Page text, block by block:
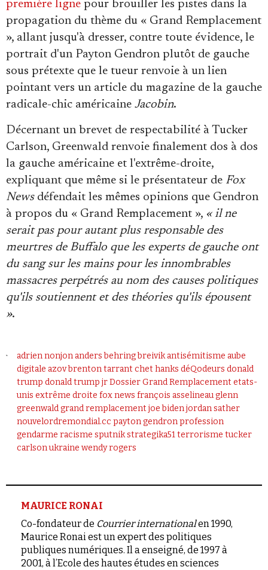
première ligne pour brouiller les pistes dans la
propagation du thème du « Grand Remplacement
», allant jusqu'à dresser, contre toute évidence, le
portrait d'un Payton Gendron plutôt de gauche
sous prétexte que le tueur renvoie à un lien
pointant vers un article du magazine de la gauche
radicale-chic américaine Jacobin.
Décernant un brevet de respectabilité à Tucker
Carlson, Greenwald renvoie finalement dos à dos
la gauche américaine et l'extrême-droite,
expliquant que même si le présentateur de Fox
Newsdéfendait les mêmes opinions que Gendron
à propos du « Grand Remplacement », « il ne
serait pas pour autant plus responsable des
meurtres de Buffalo que les experts de gauche ont
du sang sur les mains pour les innombrables
massacres perpétrés au nom des causes politiques
qu'ils soutiennent et des théories qu'ils épousent
».
adrien nonjon anders behring breivik antisémitisme aube
digitale azovbrenton tarrantchet hanks déQodeurs donald
trump donald trump jrDossier Grand Remplacementetats-
unis extrême droite fox news françois asselineauglenn
greenwaldgrand remplacementjoe bidenjordan sather
nouvelordremondial.cc payton gendronprofession
gendarme racisme sputnikstrategika51terrorisme tucker
carlsonukraine wendy rogers
MAURICE RONAI
Co-fondateur de Courrier internationalen 1990,
Maurice Ronai est un expert des politiques
publiques numériques. Il a enseigné, de 1997 à
2001, à l’Ecole des hautes études en sciences